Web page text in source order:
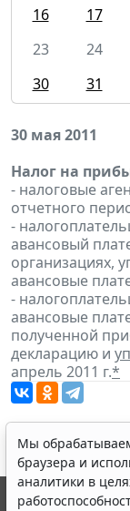
16
17
23
24
30
31
30 мая 2011
Налог на
- налоговые
отчетного
-
авансовый
организациях,
авансовые
-
авансовые
полученной
декларацию и
апрель 2011 г.*
Мы
браузера и
аналитики в